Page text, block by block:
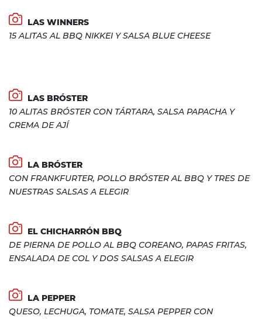
LAS WINNERS
15 ALITAS AL BBQ NIKKEI Y SALSA BLUE CHEESE
LAS BRÓSTER
10 ALITAS BRÓSTER CON TÁRTARA, SALSA PAPACHA Y
CREMA DE AJÍ
LA BRÓSTER
CON FRANKFURTER, POLLO BRÓSTER AL BBQ Y TRES DE
NUESTRAS SALSAS A ELEGIR
EL CHICHARRÓN BBQ
DE PIERNA DE POLLO AL BBQ COREANO, PAPAS FRITAS,
ENSALADA DE COL Y DOS SALSAS A ELEGIR
LA PEPPER
QUESO, LECHUGA, TOMATE, SALSA PEPPER CON